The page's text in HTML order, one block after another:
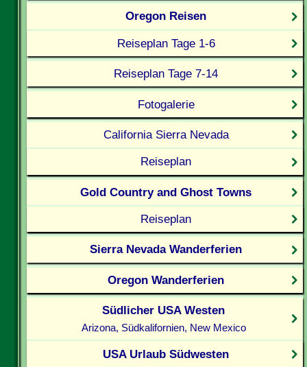
Oregon Reisen
Reiseplan Tage 1-6
Reiseplan Tage 7-14
Fotogalerie
California Sierra Nevada
Reiseplan
Gold Country and Ghost Towns
Reiseplan
Sierra Nevada Wanderferien
Oregon Wanderferien
Südlicher USA Westen
Arizona, Südkalifornien, New Mexico
USA Urlaub Südwesten